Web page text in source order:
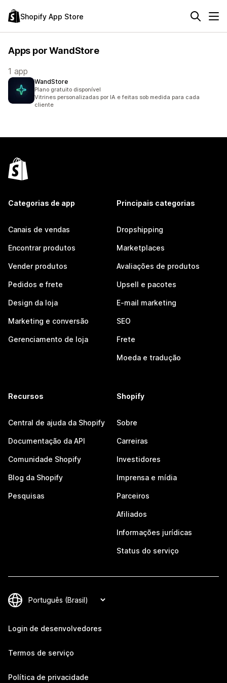
Shopify App Store
Apps por WandStore
1 app
WandStore
Plano gratuito disponível
Vitrines personalizadas por IA e feitas sob medida para cada
cliente
Categorias de app
Canais de vendas
Encontrar produtos
Vender produtos
Pedidos e frete
Design da loja
Marketing e conversão
Gerenciamento de loja
Principais categorias
Dropshipping
Marketplaces
Avaliações de produtos
Upsell e pacotes
E-mail marketing
SEO
Frete
Moeda e tradução
Recursos
Central de ajuda da Shopify
Documentação da API
Comunidade Shopify
Blog da Shopify
Pesquisas
Shopify
Sobre
Carreiras
Investidores
Imprensa e mídia
Parceiros
Afiliados
Informações jurídicas
Status do serviço
Login de desenvolvedores
Termos de serviço
Política de privacidade